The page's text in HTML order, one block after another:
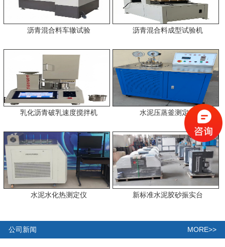
沥青混合料车辙试验 沥青混合料成型试验机
乳化沥青破乳速度搅拌机 水泥压蒸釜测定仪
水泥水化热测定仪 新标准水泥胶砂振实台
公司新闻 MORE>>